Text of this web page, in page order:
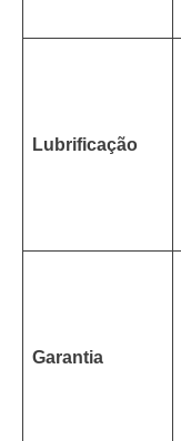
Lubrificação
Garantia